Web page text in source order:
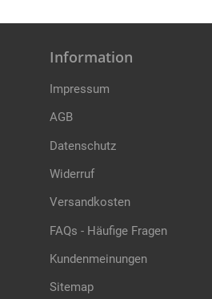
Information
Impressum
AGB
Datenschutz
Widerruf
Versandkosten
FAQs - Häufige Fragen
Kundenmeinungen
Sitemap